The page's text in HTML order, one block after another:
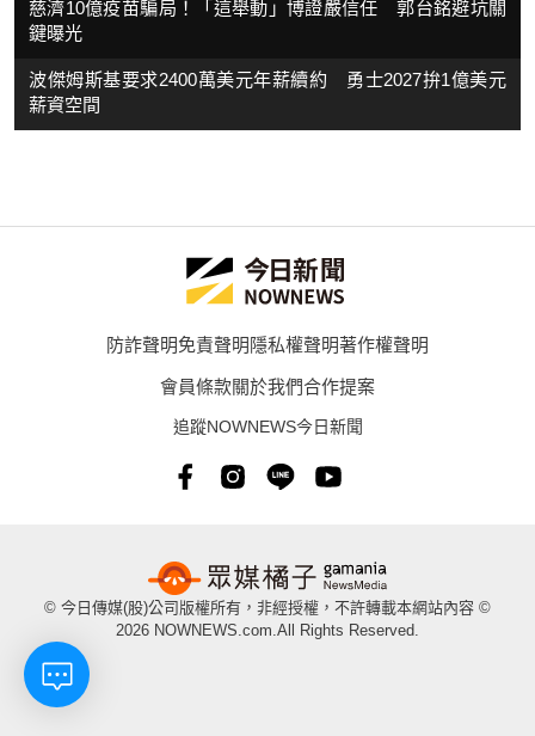
慈濟10億疫苗騙局！「這舉動」博證嚴信任 郭台銘避坑關
鍵曝光
波傑姆斯基要求2400萬美元年薪續約 勇士2027拚1億美元
薪資空間
防詐聲明免責聲明隱私權聲明著作權聲明
會員條款關於我們合作提案
追蹤NOWNEWS今日新聞
© 今日傳媒(股)公司版權所有，非經授權，不許轉載本網站內容 ©
2026 NOWNEWS.com.All Rights Reserved.